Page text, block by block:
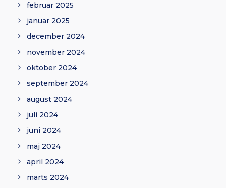
februar 2025
januar 2025
december 2024
november 2024
oktober 2024
september 2024
august 2024
juli 2024
juni 2024
maj 2024
april 2024
marts 2024